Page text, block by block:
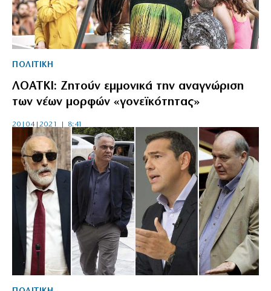
ΠΟΛΙΤΙΚΗ
ΛΟΑΤΚΙ: Ζητούν εμμονικά την αναγνώριση
των νέων μορφών «γονεϊκότητας»
20|04|2021 | 8:41